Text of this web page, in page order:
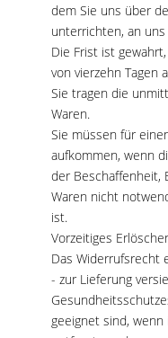
dem Sie uns über
unterrichten, an
Die Frist ist
von vierzehn Tagen
Sie tragen die
Waren.
Sie müssen für
aufkommen, wenn
der Beschaffenheit,
Waren nicht
ist.
Vorzeitiges
Das Widerrufsrecht
- zur Lieferung
geeignet sind,